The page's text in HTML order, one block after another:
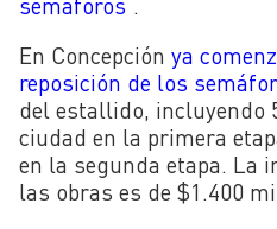
En Concepción ya
reposición de los
del estallido, incluyendo
ciudad en la primera
en la segunda etapa. La
las obras es de $1.400